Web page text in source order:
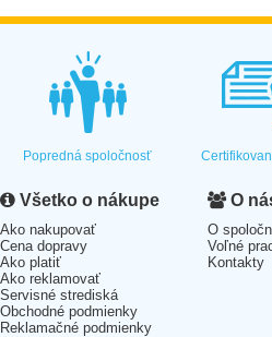
Popredná spoločnosť
Všetko o nákupe
Ako nakupovať
Cena dopravy
Ako platiť
Ako reklamovať
Servisné strediská
Obchodné podmienky
Reklamačné podmienky
O
O
Voľné
Kontakty